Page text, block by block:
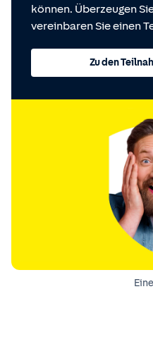
können. Überzeugen
vereinbaren Sie einen
Zu den